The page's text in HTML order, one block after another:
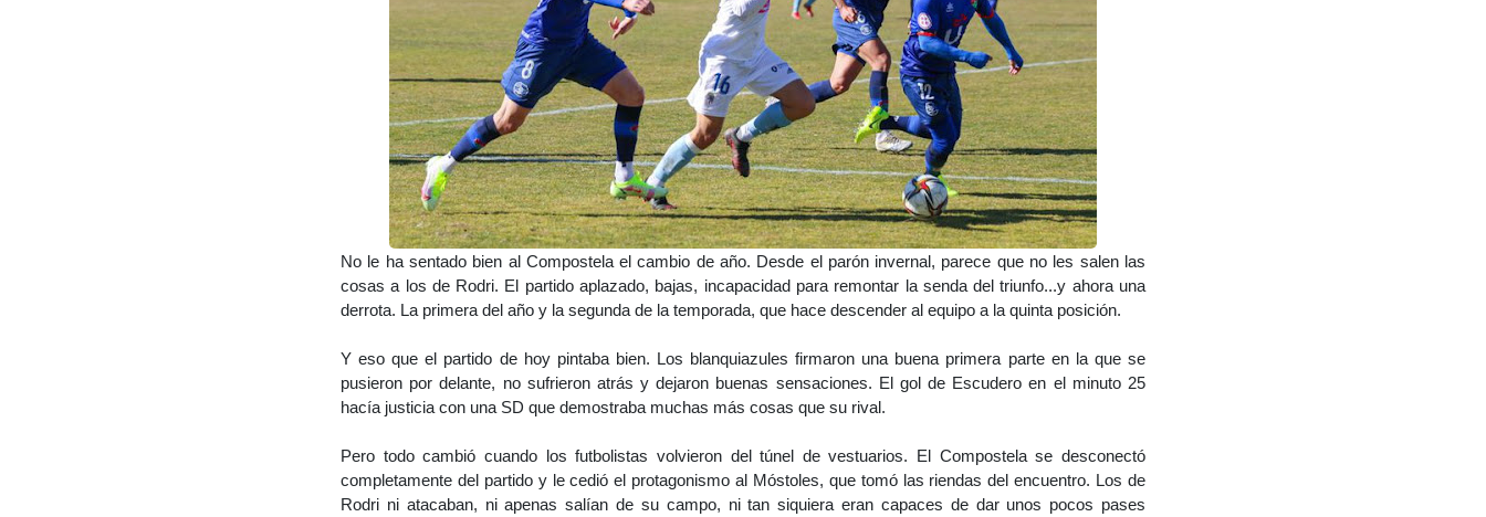
No le ha sentado bien al Compostela el cambio de año. Desde el parón invernal, parece que no les salen las
cosas a los de Rodri. El partido aplazado, bajas, incapacidad para remontar la senda del triunfo...y ahora una
derrota. La primera del año y la segunda de la temporada, que hace descender al equipo a la quinta posición.
Y eso que el partido de hoy pintaba bien. Los blanquiazules firmaron una buena primera parte en la que se
pusieron por delante, no sufrieron atrás y dejaron buenas sensaciones. El gol de Escudero en el minuto 25
hacía justicia con una SD que demostraba muchas más cosas que su rival.
Pero todo cambió cuando los futbolistas volvieron del túnel de vestuarios. El Compostela se desconectó
completamente del partido y le cedió el protagonismo al Móstoles, que tomó las riendas del encuentro. Los de
Rodri ni atacaban, ni apenas salían de su campo, ni tan siquiera eran capaces de dar unos pocos pases